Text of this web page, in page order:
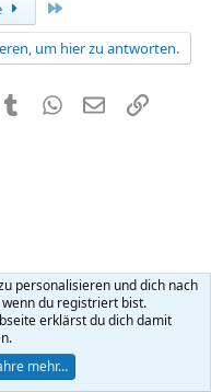
um hier zu antworten.
Tumblr WhatsApp
E-MailLink
Hilfe
R
XenForo Ltd.
personalisieren und dich nach
du registriert bist.
erklärst du dich damit
mehr…